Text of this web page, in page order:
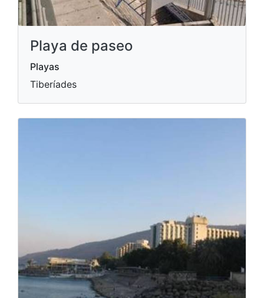
Playa de paseo
Playas
Tiberíades